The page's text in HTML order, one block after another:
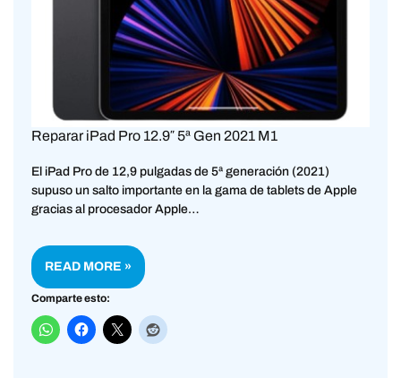
Reparar iPad Pro 12.9″ 5ª Gen 2021 M1
El iPad Pro de 12,9 pulgadas de 5ª generación (2021)
supuso un salto importante en la gama de tablets de Apple
gracias al procesador Apple…
READ MORE »
Comparte esto: